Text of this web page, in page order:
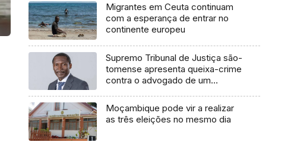
Migrantes em Ceuta continuam
com a esperança de entrar no
continente europeu
Supremo Tribunal de Justiça são-
tomense apresenta queixa-crime
contra o advogado de um
Moçambique pode vir a realizar
as três eleições no mesmo dia